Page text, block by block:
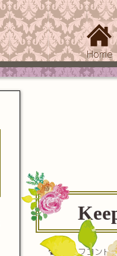
Home
セルフコン